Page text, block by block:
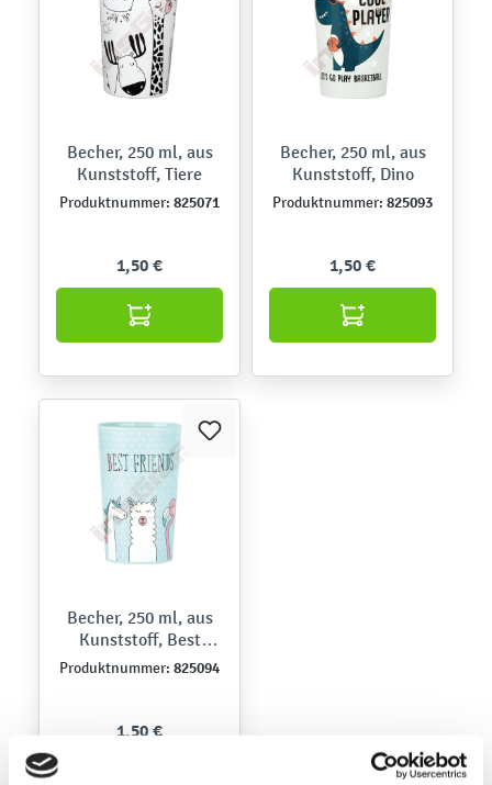
Becher, 250 ml, aus
Kunststoff, Tiere
Produktnummer: 825071
1,50 €
Becher, 250 ml, aus
Kunststoff, Dino
Produktnummer: 825093
1,50 €
Becher, 250 ml, aus
Kunststoff, Best
Friends
Produktnummer: 825094
1,50 €